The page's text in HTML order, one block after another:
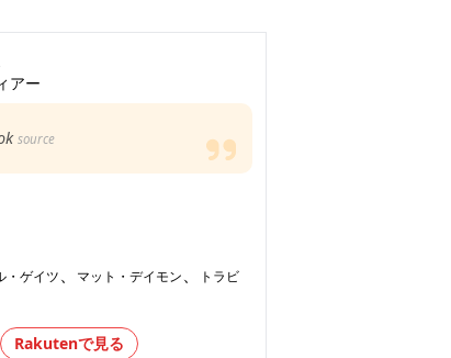
アー
source
・ゲイツ、 マット・デイモン、
トラビ
Rakutenで見る